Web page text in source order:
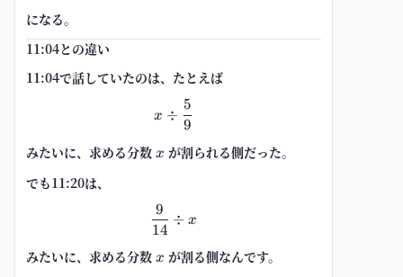
になる。
11:04との違い
11:04で話していたのは、たとえば
x\div \frac{5}{9}
x ÷
9
5
みたいに、 求める分数 x
x が割られる側だった。
でも11:20は、
\frac{9}{14}\div x
14
9
÷ x
みたいに、 求める分数 x
x が割る側なんです。